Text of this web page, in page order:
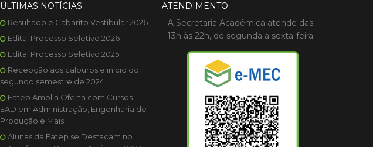
ÚLTIMAS NOTÍCIAS
Resultado e Gabarito Vestibular 2026
Edital Processo Seletivo 2026
Edital Processo Seletivo 2025
Recepção aos calouros e início do
segundo semestre de 2024
Fatep Amplia Oferta com Cursos
EAD em Administração, Engenharia de
Produção e Mais
Alunas da Fatep se Destacam no
ATENDIMENTO
A Secretaria Acadêmica atende das
13h às 22h, de segunda a sexta-feira.